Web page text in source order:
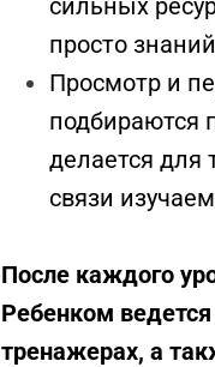
сильных
просто
Просмотр и
подбираются
делается для
связи
После каждого
Ребенком
тренажерах, а